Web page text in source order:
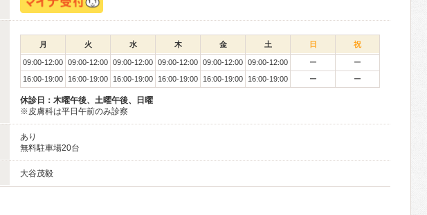
月 火 水 木 金 土 日 祝
09:00-12:00 09:00-12:00 09:00-12:00 09:00-12:00 09:00-12:00 09:00-12:00 ー
ー
16:00-19:00
16:00-19:00 16:00-19:00 16:00-19:00 16:00-19:00 16:00-19:00 ー ー
休診日：木曜午後、土曜午後、日曜
※皮膚科は平日午前のみ診察
あり
無料駐車場20台
大谷茂毅